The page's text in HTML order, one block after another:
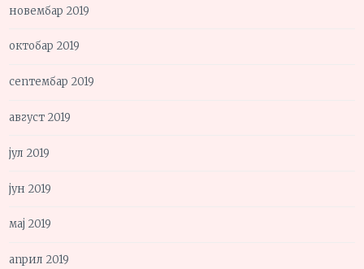
новембар 2019
октобар 2019
септембар 2019
август 2019
јул 2019
јун 2019
мај 2019
април 2019